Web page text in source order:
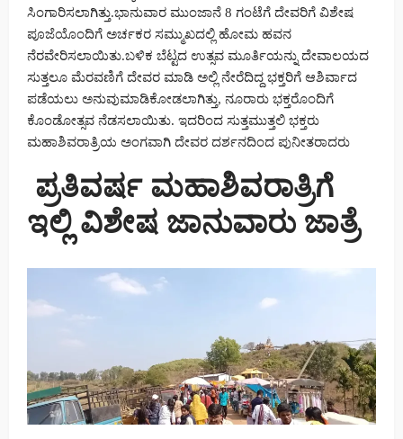
ಸಿಂಗಾರಿಸಲಾಗಿತ್ತು.ಭಾನುವಾರ ಮುಂಜಾನೆ 8 ಗಂಟೆಗೆ ದೇವರಿಗೆ ವಿಶೇಷ
ಪೂಜೆಯೊಂದಿಗೆ ಅರ್ಚಕರ ಸಮ್ಮುಖದಲ್ಲಿ ಹೋಮ ಹವನ
ನೆರವೇರಿಸಲಾಯಿತು.ಬಳಿಕ ಬೆಟ್ಟದ ಉತ್ಸವ ಮೂರ್ತಿಯನ್ನು ದೇವಾಲಯದ
ಸುತ್ತಲೂ ಮೆರವಣಿಗೆ ದೇವರ ಮಾಡಿ ಅಲ್ಲಿ ನೇರೆದಿದ್ದ ಭಕ್ತರಿಗೆ ಆಶಿರ್ವಾದ
ಪಡೆಯಲು ಅನುವುಮಾಡಿಕೋಡಲಾಗಿತ್ತು, ನೂರಾರು ಭಕ್ತರೊಂದಿಗೆ
ಕೊಂಡೋತ್ಸವ ನೆಡಸಲಾಯಿತು. ಇದರಿಂದ ಸುತ್ತಮುತ್ತಲಿ ಭಕ್ತರು
ಮಹಾಶಿವರಾತ್ರಿಯ ಅಂಗವಾಗಿ ದೇವರ ದರ್ಶನದಿಂದ ಪುನೀತರಾದರು
ಪ್ರತಿವರ್ಷ ಮಹಾಶಿವರಾತ್ರಿಗೆ
ಇಲ್ಲಿ ವಿಶೇಷ ಜಾನುವಾರು ಜಾತ್ರೆ